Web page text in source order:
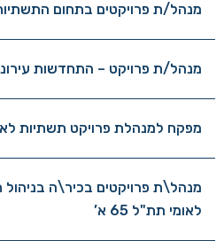
מנהל/ת פרויקטים בתחום
מנהל/ת פרויקט – התחדשות
מפקח למנהלת פרויקט תשתיות
מנהל\ת פרויקטים בכיר\ה בניהול
לאומי תת"ל 65 א’